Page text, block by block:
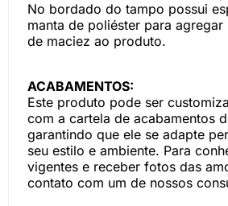
No bordado do tampo possui
manta de poliéster para
de maciez ao produto.
ACABAMENTOS:
Este produto pode ser
com a cartela de acabamentos
garantindo que ele se adapte
seu estilo e ambiente. Para
vigentes e receber fotos das
contato com um de nossos